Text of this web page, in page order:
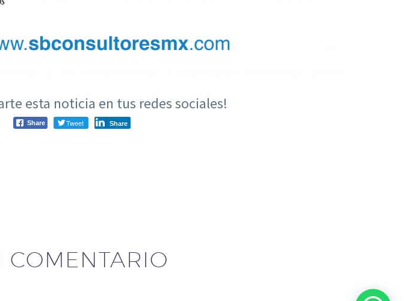
esta noticia en tus redes sociales!
Share Tweet Share
COMENTARIO